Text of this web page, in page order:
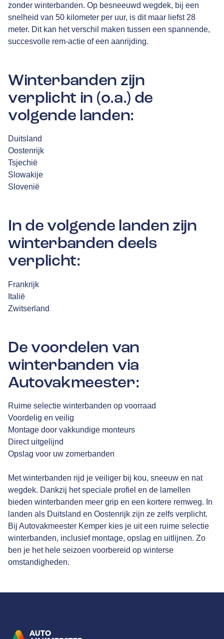
zonder winterbanden. Op besneeuwd wegdek, bij een
snelheid van 50 kilometer per uur, is dit maar liefst 28
meter. Dit kan het verschil maken tussen een spannende,
succesvolle rem-actie of een aanrijding.
Winterbanden zijn
verplicht in (o.a.) de
volgende landen:
Duitsland
Oostenrijk
Tsjechië
Slowakije
Slovenië
In de volgende landen zijn
winterbanden deels
verplicht:
Frankrijk
Italië
Zwitserland
De voordelen van
winterbanden via
Autovakmeester:
Ruime selectie winterbanden op voorraad
Voordelig en veilig
Montage door vakkundige monteurs
Direct uitgelijnd
Opslag voor uw zomerbanden
Met winterbanden rijd je veiliger bij kou, sneeuw en nat
wegdek. Dankzij het speciale profiel en de lamellen
bieden winterbanden meer grip en een kortere remweg. In
landen als Duitsland en Oostenrijk zijn ze zelfs verplicht.
Bij Autovakmeester Kemper kies je uit een ruime selectie
winterbanden, inclusief montage, opslag en uitlijnen. Zo
ben je het hele seizoen voorbereid op winterse
omstandigheden.